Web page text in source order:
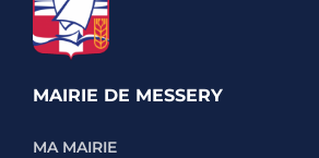
MAIRIE DE MESSERY
MA MAIRIE